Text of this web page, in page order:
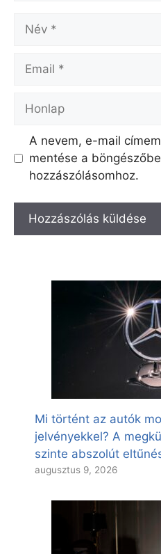
Név
Email
Honlap
A nevem, e-mail
mentése a
hozzászólásomhoz.
Mi történt az autók
jelvényekkel? A
szinte abszolút
augusztus 9, 2026